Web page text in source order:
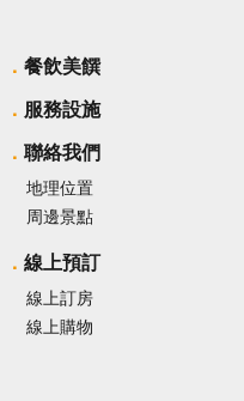
餐飲美饌
服務設施
聯絡我們
地理位置
周邊景點
線上預訂
線上訂房
線上購物